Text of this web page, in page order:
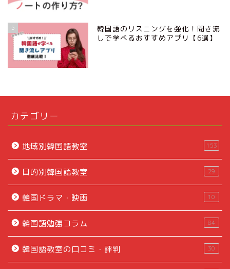
5
韓国語のリスニングを強化！聞き流
しで学べるおすすめアプリ【6選】
カテゴリー
地域別韓国語教室 153
目的別韓国語教室 29
韓国ドラマ・映画 10
韓国語勉強コラム 84
韓国語教室の口コミ・評判 30